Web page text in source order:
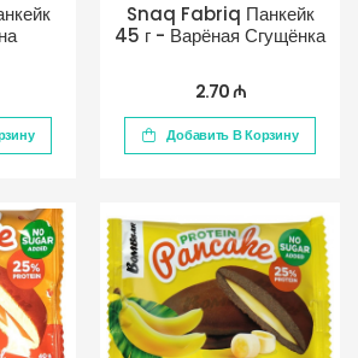
Snaq Fabriq Панкейк
45 г - Варёная Сгущёнка
2.70 ₼
Добавить В Корзину